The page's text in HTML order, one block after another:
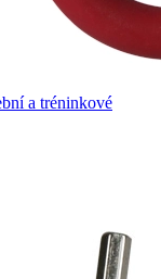
a tréninkové